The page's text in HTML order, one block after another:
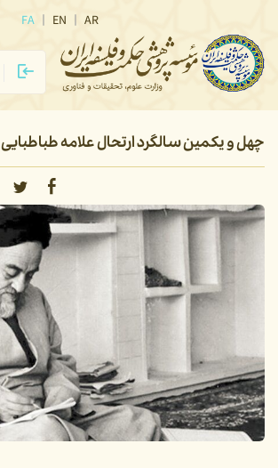
FA EN AR
چهل و یکمین سالگرد ارتحال علامه طباطبایی